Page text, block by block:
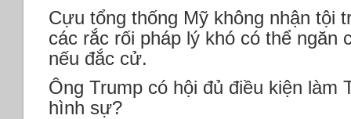
Cựu tổng thống Mỹ không nhận tội
các rắc rối pháp lý khó có thể ngăn
nếu đắc cử.
Ông Trump có hội đủ điều kiện làm
hình sự?